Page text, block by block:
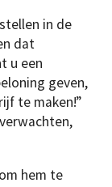
in de
dat
u een
geven,
te maken!”
hem te